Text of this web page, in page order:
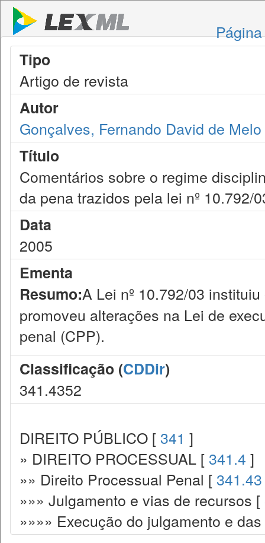
Tipo
Artigo de revista
Autor
Gonçalves, Fernando David de Melo
Título
Comentários sobre o regime
da pena trazidos pela lei nº 10.792/
Data
2005
Ementa
Resumo:A Lei nº 10.792/03
promoveu alterações na Lei de
penal (CPP).
Classificação (CDDir)
341.4352
DIREITO PÚBLICO [ 341 ]
» DIREITO PROCESSUAL [ 341.4 ]
»» Direito Processual Penal [ 341.43
»»» Julgamento e vias de recursos [
»»»» Execução do julgamento e